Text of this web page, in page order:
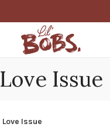
Love Issue
Love Issue